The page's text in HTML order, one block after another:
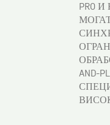
PRO И
AND-